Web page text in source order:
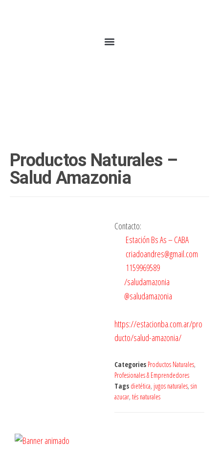
Productos Naturales –
Salud Amazonia
Contacto:
Estación Bs As – CABA
criadoandres@gmail.com
1159969589
/saludamazonia
@saludamazonia
https://estacionba.com.ar/pro
ducto/salud-amazonia/
Categories Productos Naturales,
Profesionales & Emprendedores
Tags dietética, jugos naturales, sin
azucar, tés naturales